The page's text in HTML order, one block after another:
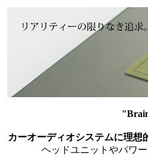
カーオーディオシステムに理想
ヘッドユニットやパワ